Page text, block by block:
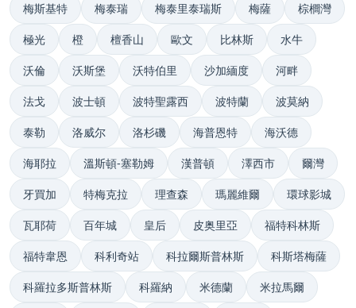
梅斯基特 梅泰瑞 梅泰里泰瑞斯 梅薩 棕櫚灣
極光 橙 檀香山 歐文 比林斯 水牛
沃倫 沃斯堡 沃特伯里 沙加緬度 河畔
法戈 波士頓 波特聖露西 波特蘭 波莫納
泰勒 洛威尔 洛杉磯 海普恩特 海沃德
海耶拉 溫斯頓-塞勒姆 漢普頓 澤西市 爾灣
牙買加 特梅克拉 理查森 瑪麗維爾 環球影城
瓦耶荷 百年城 皇后 皮奥里亞 福特科林斯
福特韋恩 科利奇站 科拉爾斯普林斯 科斯塔梅薩
科羅拉多斯普林斯 科羅納 米德蘭 米拉馬爾